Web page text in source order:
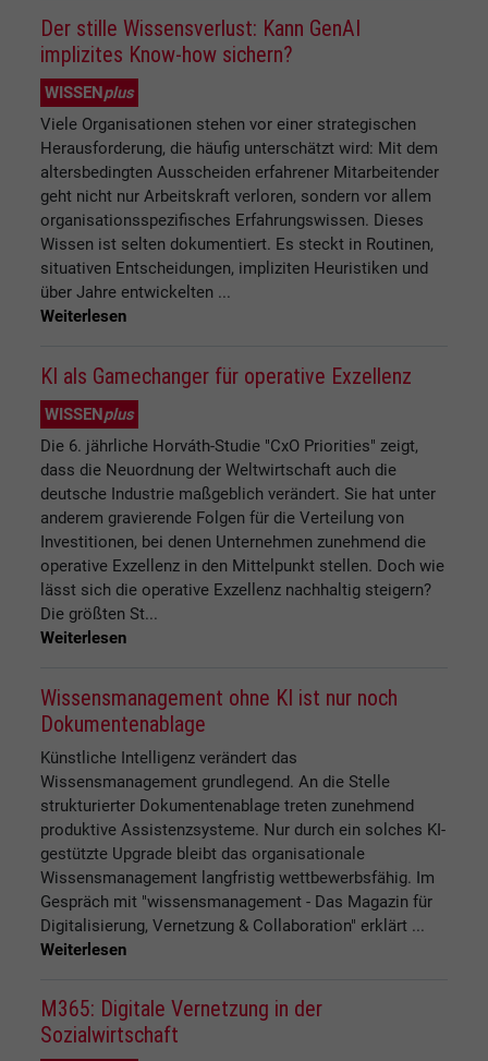
Der stille Wissensverlust: Kann GenAI
implizites Know-how sichern?
WISSEN plus
Viele Organisationen stehen vor einer strategischen
Herausforderung, die häufig unterschätzt wird: Mit dem
altersbedingten Ausscheiden erfahrener Mitarbeitender
geht nicht nur Arbeitskraft verloren, sondern vor allem
organisationsspezifisches Erfahrungswissen. Dieses
Wissen ist selten dokumentiert. Es steckt in Routinen,
situativen Entscheidungen, impliziten Heuristiken und
über Jahre entwickelten ...
Weiterlesen
KI als Gamechanger für operative Exzellenz
WISSENplus
Die 6. jährliche Horváth-Studie "CxO Priorities" zeigt,
dass die Neuordnung der Weltwirtschaft auch die
deutsche Industrie maßgeblich verändert. Sie hat unter
anderem gravierende Folgen für die Verteilung von
Investitionen, bei denen Unternehmen zunehmend die
operative Exzellenz in den Mittelpunkt stellen. Doch wie
lässt sich die operative Exzellenz nachhaltig steigern?
Die größten St...
Weiterlesen
Wissensmanagement ohne KI ist nur noch
Dokumentenablage
Künstliche Intelligenz verändert das
Wissensmanagement grundlegend. An die Stelle
strukturierter Dokumentenablage treten zunehmend
produktive Assistenzsysteme. Nur durch ein solches KI-
gestützte Upgrade bleibt das organisationale
Wissensmanagement langfristig wettbewerbsfähig. Im
Gespräch mit "wissensmanagement - Das Magazin für
Digitalisierung, Vernetzung & Collaboration" erklärt ...
Weiterlesen
M365: Digitale Vernetzung in der
Sozialwirtschaft